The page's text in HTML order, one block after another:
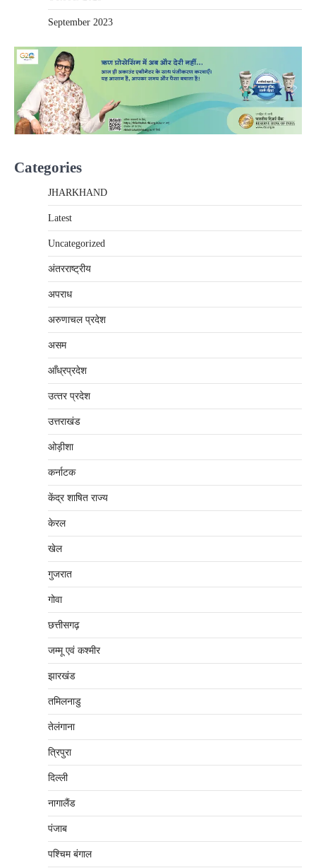
September 2023
Categories
JHARKHAND
Latest
Uncategorized
अंतरराष्‍ट्रीय
अपराध
अरुणाचल प्रदेश
असम
आँध्रप्रदेश
उत्‍तर प्रदेश
उत्तराखंड
ओड़ीशा
कर्नाटक
केंद्र शाषित राज्य
केरल
खेल
गुजरात
गोवा
छत्तीसगढ़
जम्‍मू एवं कश्‍मीर
झारखंड
तमिलनाडु
तेलंगाना
त्रिपुरा
दिल्‍ली
नागालैंड
पंजाब
पश्चिम बंगाल